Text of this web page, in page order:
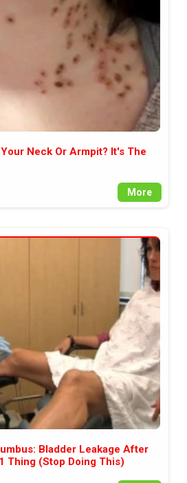
Neck Or Armpit? It's The
More
Bladder Leakage After
Thing (Stop Doing This)